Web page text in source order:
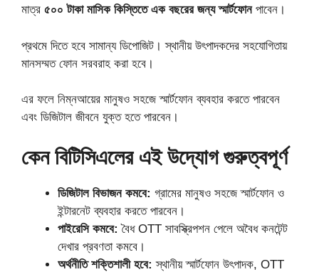
মাত্র ৫০০ টাকা মাসিক কিস্তিতে এক বছরের জন্য স্মার্টফোনপাবেন।
প্রথমে দিতে হবে সামান্য ডিপোজিট। স্থানীয় উৎপাদকদের সহযোগিতায়
মানসম্মত ফোন সরবরাহ করা হবে।
এর ফলে নিম্নআয়ের মানুষও সহজে স্মার্টফোন ব্যবহার করতে পারবেন
এবং ডিজিটাল জীবনে যুক্ত হতে পারবেন।
কেন বিটিসিএলের এই উদ্যোগ গুরুত্বপূর্ণ
ডিজিটাল বিভাজন কমবে: গ্রামের মানুষও সহজে স্মার্টফোন ও
ইন্টারনেট ব্যবহার করতে পারবেন।
পাইরেসি কমবে: বৈধ OTT সাবস্ক্রিপশন পেলে অবৈধ কনটেন্ট
দেখার প্রবণতা কমবে।
অর্থনীতি শক্তিশালী হবে: স্থানীয় স্মার্টফোন উৎপাদক, OTT